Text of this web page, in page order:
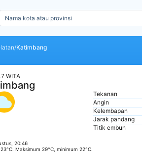
/Katimbang
WITA
20:46
Maksimum 29°C, minimum 22°C.
Tekanan
Angin
Kelembapan
Jarak pandang
Titik embun